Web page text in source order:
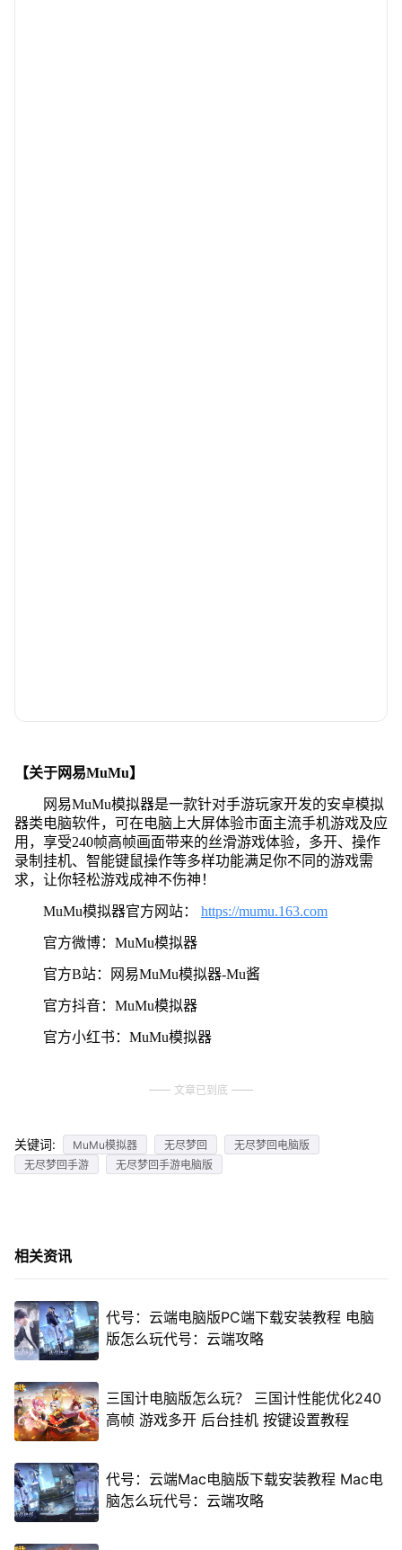
【关于网易MuMu】
网易MuMu模拟器是一款针对手游玩家开发的安卓模拟
器类电脑软件，可在电脑上大屏体验市面主流手机游戏及应
用，享受240帧高帧画面带来的丝滑游戏体验，多开、操作
录制挂机、智能键鼠操作等多样功能满足你不同的游戏需
求，让你轻松游戏成神不伤神！
MuMu模拟器官方网站： https://mumu.163.com
官方微博：MuMu模拟器
官方B站：网易MuMu模拟器-Mu酱
官方抖音：MuMu模拟器
官方小红书：MuMu模拟器
文章已到底
关键词: MuMu模拟器 无尽梦回
无尽梦回电脑版
无尽梦回手游
无尽梦回手游电脑版
相关资讯
代号：云端电脑版PC端下载安装教程 电脑
版怎么玩代号：云端攻略
三国计电脑版怎么玩？ 三国计性能优化240
高帧 游戏多开 后台挂机 按键设置教程
代号：云端Mac电脑版下载安装教程 Mac电
脑怎么玩代号：云端攻略